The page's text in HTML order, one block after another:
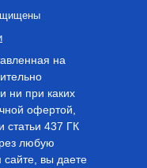
на
ни при каких
офертой,
437 ГК
любую
вы даете